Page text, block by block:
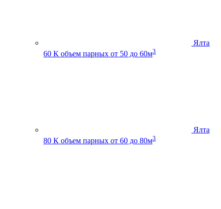
Ялта
60 К объем парных от 50 до 60м3
Ялта
80 К объем парных от 60 до 80м3